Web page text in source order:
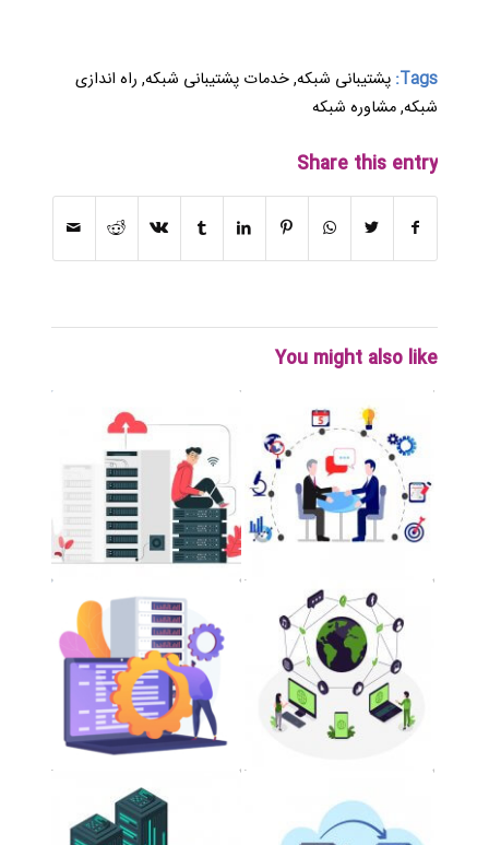
Tags: پشتیبانی شبکه,خدمات پشتیبانی شبکه, راه اندازی
شبکه,مشاوره شبکه
Share this entry
You might also like